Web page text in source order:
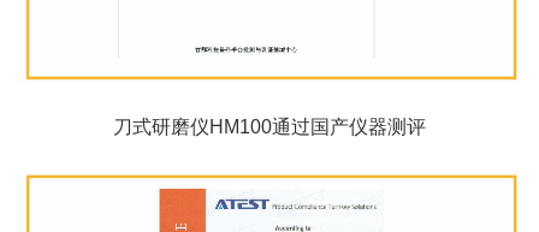
刀式研磨仪HM100通过国产仪器测评